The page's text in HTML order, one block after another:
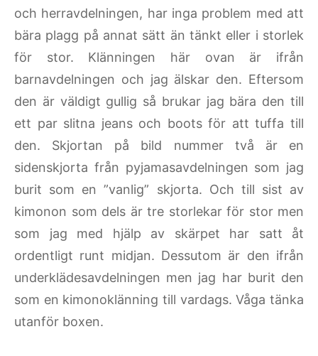
och herravdelningen, har inga problem med att
bära plagg på annat sätt än tänkt eller i storlek
för stor. Klänningen här ovan är ifrån
barnavdelningen och jag älskar den. Eftersom
den är väldigt gullig så brukar jag bära den till
ett par slitna jeans och boots för att tuffa till
den. Skjortan på bild nummer två är en
sidenskjorta från pyjamasavdelningen som jag
burit som en ”vanlig” skjorta. Och till sist av
kimonon som dels är tre storlekar för stor men
som jag med hjälp av skärpet har satt åt
ordentligt runt midjan. Dessutom är den ifrån
underklädesavdelningen men jag har burit den
som en kimonoklänning till vardags. Våga tänka
utanför boxen.